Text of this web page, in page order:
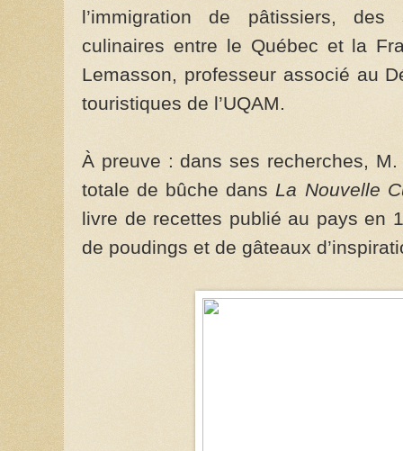
l’immigration de pâtissiers,
culinaires entre le Québec et la
Lemasson, professeur associé au
touristiques de l’UQAM.
À preuve : dans ses recherches,
totale de bûche dans La Nouvelle
livre de recettes publié au pays en
de poudings et de gâteaux